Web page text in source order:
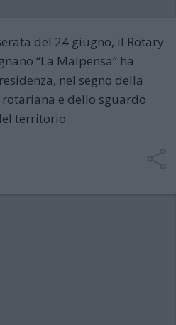
del 24 giugno, il Rotary
“La Malpensa” ha
nel segno della
e dello sguardo
territorio